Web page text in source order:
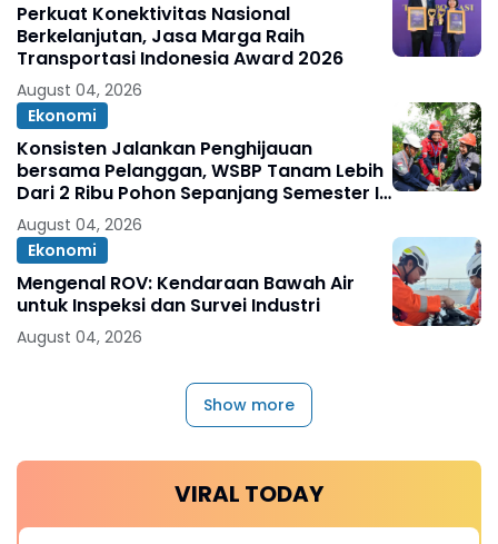
Perkuat Konektivitas Nasional
Berkelanjutan, Jasa Marga Raih
Transportasi Indonesia Award 2026
August 04, 2026
Ekonomi
Konsisten Jalankan Penghijauan
bersama Pelanggan, WSBP Tanam Lebih
Dari 2 Ribu Pohon Sepanjang Semester I
2026
August 04, 2026
Ekonomi
Mengenal ROV: Kendaraan Bawah Air
untuk Inspeksi dan Survei Industri
August 04, 2026
Show more
VIRAL TODAY